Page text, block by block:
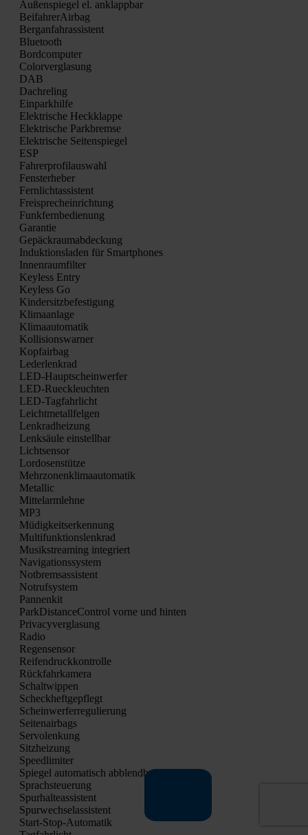
Außen­spie­gel el. anklapp­bar
Bei­fah­rer­Air­bag
Berg­an­fahr­as­sis­tent
Blue­tooth
Bord­com­pu­ter
Color­ver­gla­sung
DAB
Dach­re­ling
Ein­park­hil­fe
Elek­tri­sche Heck­klap­pe
Elek­tri­sche Park­brem­se
Elek­tri­sche Sei­ten­spie­gel
ESP
Fah­rer­pro­fil­aus­wahl
Fens­ter­he­ber
Fern­licht­as­sis­tent
Frei­sprech­ein­rich­tung
Funk­fern­be­die­nung
Garan­tie
Gepäck­raum­ab­de­ckung
Induk­ti­ons­la­den für Smart­phones
Innen­raum­fil­ter
Keyl­ess Ent­ry
Keyl­ess Go
Kin­der­sitz­be­fes­ti­gung
Kli­ma­an­la­ge
Kli­ma­au­to­ma­tik
Kol­li­si­ons­war­ner
Kopf­air­bag
Leder­lenk­rad
LED-Haupt­schein­wer­fer
LED-Rueck­leuch­ten
LED-Tag­fahr­licht
Leicht­me­tall­fel­gen
Lenk­rad­hei­zung
Lenk­säu­le ein­stell­bar
Licht­sen­sor
Lor­do­sen­stüt­ze
Mehr­zo­nen­kli­ma­au­to­ma­tik
Metal­lic
Mit­tel­arm­leh­ne
MP3
Müdig­keits­er­ken­nung
Mul­ti­funk­ti­ons­lenk­rad
Musik­strea­ming inte­griert
Navi­ga­ti­ons­sys­tem
Not­brems­as­sis­tent
Not­ruf­sys­tem
Pan­nen­kit
Park­Di­stance­Con­trol vor­ne und hin­ten
Pri­va­cy­ver­gla­sung
Radio
Regen­sen­sor
Rei­fen­druck­kon­trol­le
Rück­fahr­ka­me­ra
Schalt­wip­pen
Scheck­heft­ge­pflegt
Schein­wer­fer­re­gu­lie­rung
Sei­ten­air­bags
Ser­vo­len­kung
Sitz­hei­zung
Speed­li­mi­ter
Spie­gel auto­ma­tisch abblend­bar
Sprach­steue­rung
Spur­hal­te­as­sis­tent
Spur­wech­se­las­sis­tent
Start-Stop-Auto­ma­tik